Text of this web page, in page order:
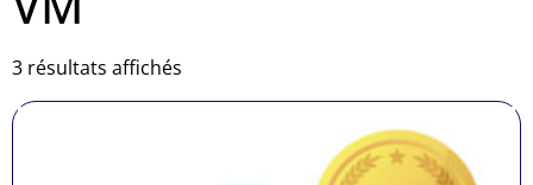
3 résultats affichés